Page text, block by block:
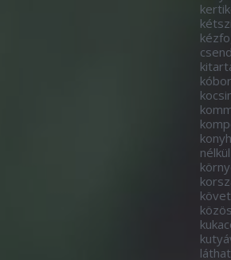
csend
kóbor
nélkül